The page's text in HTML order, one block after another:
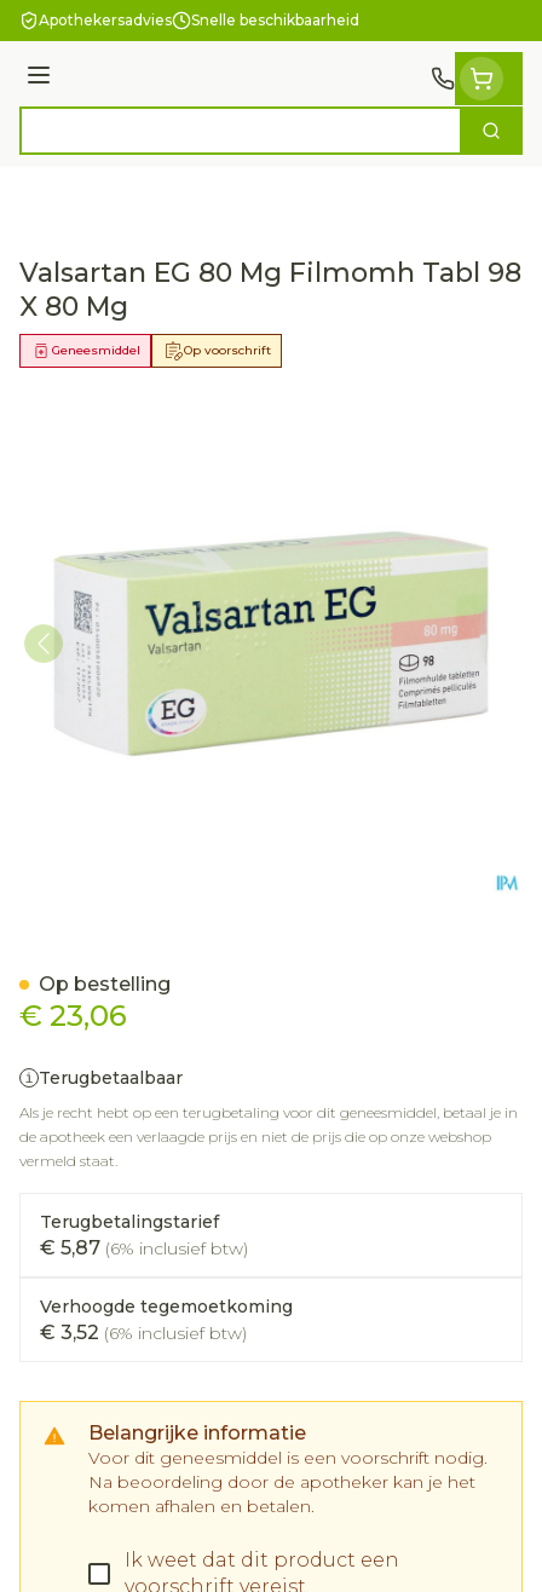
Ga naar de inhoud
Apothekersadvies Snelle beschikbaarheid
Menu
Zoek
Valsartan EG 80 Mg Filmomh Tabl 98
X 80 Mg
Op voorschrift
Geneesmiddel
€ 23,06
Terugbetaalbaar
Als je recht hebt op een terugbetaling voor dit geneesmiddel, betaal je in
de apotheek een verlaagde prijs en niet de prijs die op onze webshop
vermeld staat.
Terugbetalingstarief
€ 5,87 (6% inclusief btw)
Verhoogde tegemoetkoming
€ 3,52 (6% inclusief btw)
Belangrijke informatie
Voor dit geneesmiddel is een voorschrift nodig.
Na beoordeling door de apotheker kan je het
komen afhalen en betalen.
Ik weet dat dit product een
voorschrift vereist.
Op bestelling